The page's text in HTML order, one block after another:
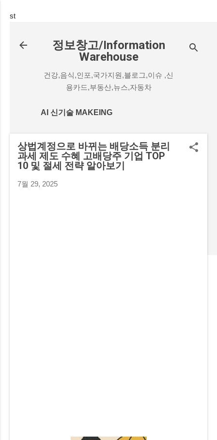
st
정보창고/Information
Warehouse
건강,음식,인포,국가지원,블로그,이슈 ,신
용카드,부동산,뉴스,자동차
AI 신기술 MAKEING
상법계정으로 바뀌는 배당소득 분리
과세 제도 수혜 고배당주 기업 TOP
10 및 절세 전략 알아보기
7월 29, 2025